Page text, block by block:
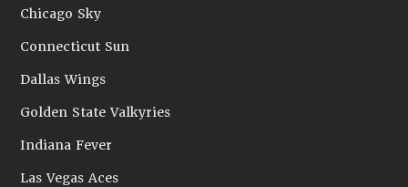
Chicago Sky
Connecticut Sun
Dallas Wings
Golden State Valkyries
Indiana Fever
Las Vegas Aces